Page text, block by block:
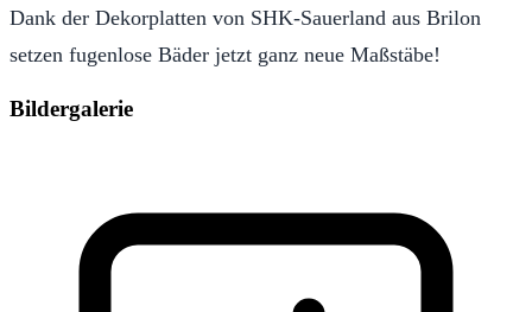
Dank der Dekorplatten von SHK-Sauerland aus Brilon
setzen fugenlose Bäder jetzt ganz neue Maßstäbe!
Bildergalerie